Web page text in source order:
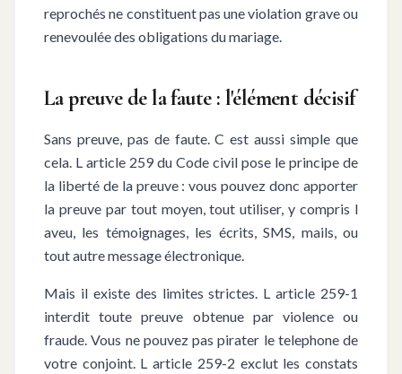
reprochés ne constituent pas une violation grave ou
renevoulée des obligations du mariage.
La preuve de la faute : l'élément décisif
Sans preuve, pas de faute. C est aussi simple que
cela. L article 259 du Code civil pose le principe de
la liberté de la preuve : vous pouvez donc apporter
la preuve par tout moyen, tout utiliser, y compris l
aveu, les témoignages, les écrits, SMS, mails, ou
tout autre message électronique.
Mais il existe des limites strictes. L article 259-1
interdit toute preuve obtenue par violence ou
fraude. Vous ne pouvez pas pirater le telephone de
votre conjoint. L article 259-2 exclut les constats